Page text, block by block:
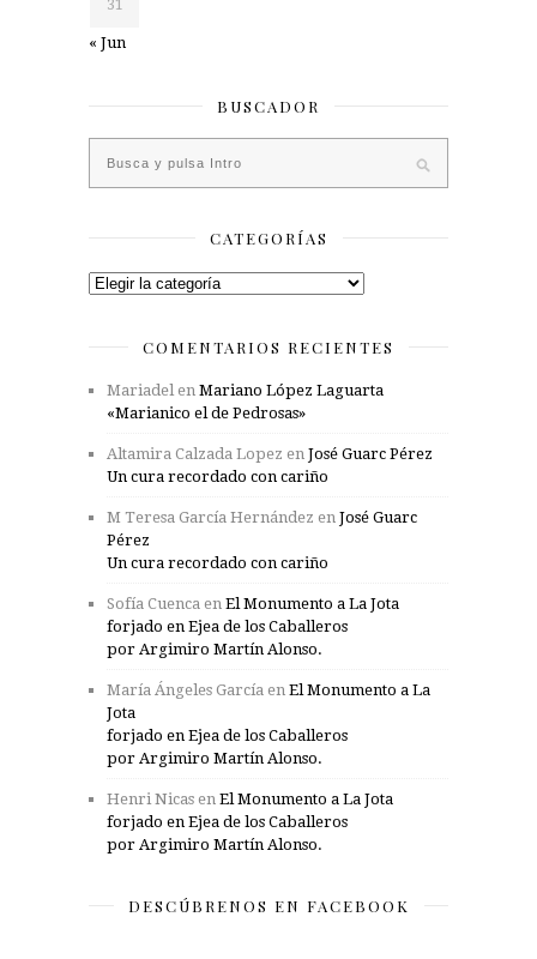
31
« Jun
BUSCADOR
CATEGORÍAS
Categorías
COMENTARIOS RECIENTES
Mariadel en Mariano López Laguarta
«Marianico el de Pedrosas»
Altamira Calzada Lopez en José Guarc Pérez
Un cura recordado con cariño
M Teresa García Hernández en José Guarc
Pérez
Un cura recordado con cariño
Sofía Cuenca en El Monumento a La Jota
forjado en Ejea de los Caballeros
por Argimiro Martín Alonso.
María Ángeles García en El Monumento a La
Jota
forjado en Ejea de los Caballeros
por Argimiro Martín Alonso.
Henri Nicas en El Monumento a La Jota
forjado en Ejea de los Caballeros
por Argimiro Martín Alonso.
DESCÚBRENOS EN FACEBOOK